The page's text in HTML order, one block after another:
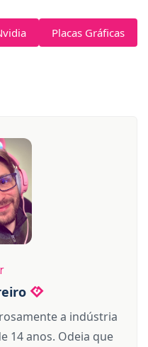
Placas Gráficas
a indústria
14 anos. Odeia que